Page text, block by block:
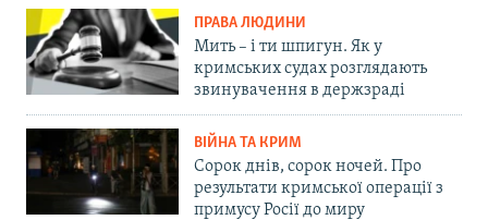
ПРАВА ЛЮДИНИ
Мить – і ти шпигун. Як у
кримських судах розглядають
звинувачення в держзраді
ВІЙНА ТА КРИМ
Сорок днів, сорок ночей. Про
результати кримської операції з
примусу Росії до миру